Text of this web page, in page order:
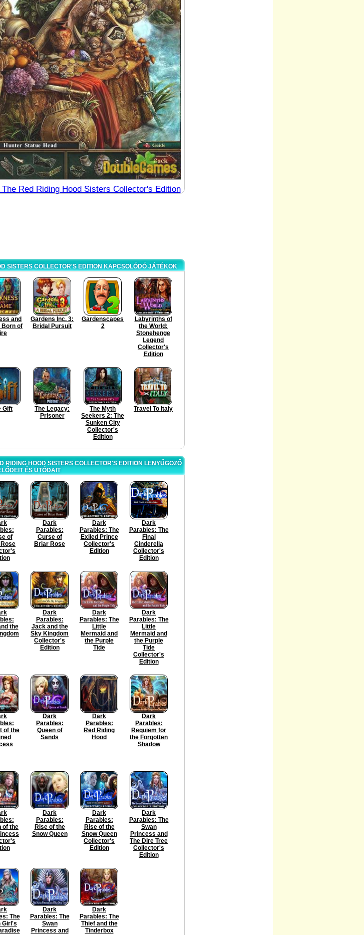
Red Riding Hood Sisters Collector's Edition
SISTERS COLLECTOR'S EDITION KAPCSOLÓDÓ JÁTÉKOK
and
Born of
Gardens Inc. 3:
Bridal Pursuit
Gardenscapes
2
Labyrinths of
the World:
Stonehenge
Legend
Collector's
Edition
Gift
The Legacy:
Prisoner
The Myth
Seekers 2: The
Sunken City
Collector's
Edition
Travel To Italy
HOOD SISTERS COLLECTOR'S EDITION LENYŰGÖZŐ
ÉS UTÓDAIT
of
Dark
Parables:
Curse of
Briar Rose
Dark
Parables: The
Exiled Prince
Collector's
Edition
Dark
Parables: The
Final
Cinderella
Collector's
Edition
the
Dark
Parables:
Jack and the
Sky Kingdom
Collector's
Edition
Dark
Parables: The
Little
Mermaid and
the Purple
Tide
Dark
Parables: The
Little
Mermaid and
the Purple
Tide
Collector's
Edition
of the
Dark
Parables:
Queen of
Sands
Dark
Parables:
Red Riding
Hood
Dark
Parables:
Requiem for
the Forgotten
Shadow
of the
Dark
Parables:
Rise of the
Snow Queen
Dark
Parables:
Rise of the
Snow Queen
Collector's
Edition
Dark
Parables: The
Swan
Princess and
The Dire Tree
Collector's
Edition
The
Girl's
Dark
Parables: The
Swan
Princess and
Dark
Parables: The
Thief and the
Tinderbox